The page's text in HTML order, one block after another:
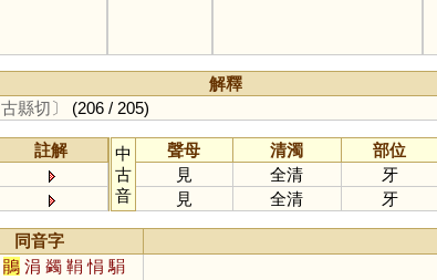
解釋
古縣切〕 (206 / 205)
註解
中
古
音
聲母 清濁 部位
見
全清 牙
見
全清 牙
同音字
鵑 涓 蠲 鞙 悁 駽